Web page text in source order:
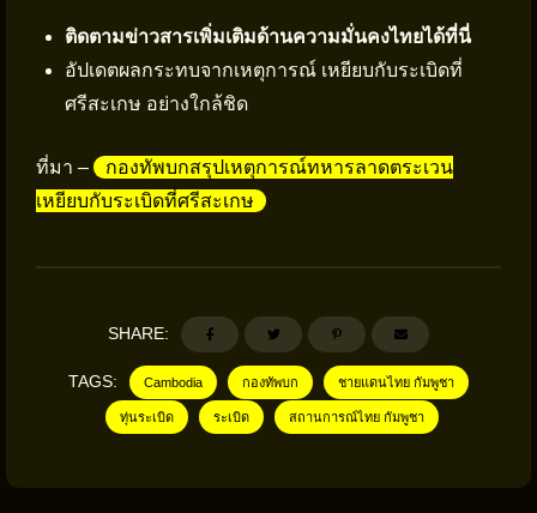
ติดตามข่าวสารเพิ่มเติมด้านความมั่นคงไทยได้ที่นี่
อัปเดตผลกระทบจากเหตุการณ์ เหยียบกับระเบิดที่
ศรีสะเกษ อย่างใกล้ชิด
ที่มา –
กองทัพบกสรุปเหตุการณ์ทหารลาดตระเวน
เหยียบกับระเบิดที่ศรีสะเกษ
SHARE:
TAGS: Cambodia กองทัพบก ชายแดนไทย กัมพูชา
ทุ่นระเบิด ระเบิด สถานการณ์ไทย กัมพูชา